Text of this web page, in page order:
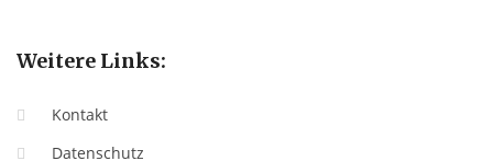
Weitere Links:
Kontakt
Datenschutz